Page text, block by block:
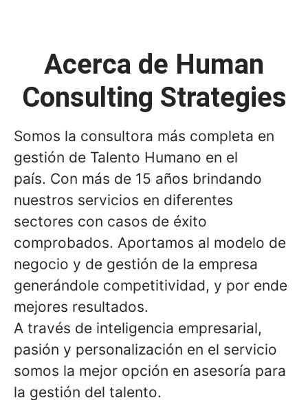
Acerca de Human
Consulting Strategies
Somos la consultora más completa en
gestión de Talento Humano en el
país. Con más de 15 años brindando
nuestros servicios en diferentes
sectores con casos de éxito
comprobados. Aportamos al modelo de
negocio y de gestión de la empresa
generándole competitividad, y por ende
mejores resultados.
A través de inteligencia empresarial,
pasión y personalización en el servicio
somos la mejor opción en asesoría para
la gestión del talento.